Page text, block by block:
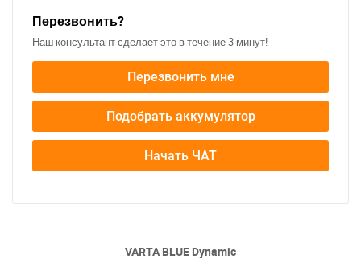
Перезвонить?
Наш консультант сделает это в течение 3 минут!
Перезвонить мне
Подобрать аккумулятор
Начать ЧАТ
VARTA BLUE Dynamic